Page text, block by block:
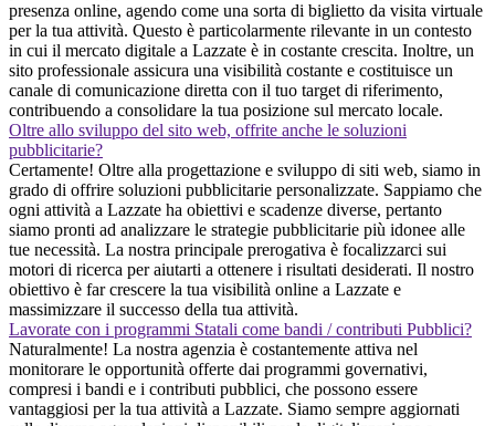
presenza online, agendo come una sorta di biglietto da visita virtuale
per la tua attività. Questo è particolarmente rilevante in un contesto
in cui il mercato digitale a Lazzate è in costante crescita. Inoltre, un
sito professionale assicura una visibilità costante e costituisce un
canale di comunicazione diretta con il tuo target di riferimento,
contribuendo a consolidare la tua posizione sul mercato locale.
Oltre allo sviluppo del sito web, offrite anche le soluzioni
pubblicitarie?
Certamente! Oltre alla progettazione e sviluppo di siti web, siamo in
grado di offrire soluzioni pubblicitarie personalizzate. Sappiamo che
ogni attività a Lazzate ha obiettivi e scadenze diverse, pertanto
siamo pronti ad analizzare le strategie pubblicitarie più idonee alle
tue necessità. La nostra principale prerogativa è focalizzarci sui
motori di ricerca per aiutarti a ottenere i risultati desiderati. Il nostro
obiettivo è far crescere la tua visibilità online a Lazzate e
massimizzare il successo della tua attività.
Lavorate con i programmi Statali come bandi / contributi Pubblici?
Naturalmente! La nostra agenzia è costantemente attiva nel
monitorare le opportunità offerte dai programmi governativi,
compresi i bandi e i contributi pubblici, che possono essere
vantaggiosi per la tua attività a Lazzate. Siamo sempre aggiornati